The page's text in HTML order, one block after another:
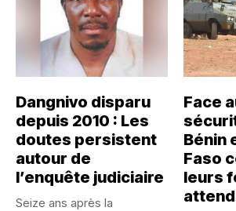
Dangnivo disparu
depuis 2010 : Les
doutes persistent
autour de
l’enquête judiciaire
Seize ans après la
Face
Bénin
Faso
leurs